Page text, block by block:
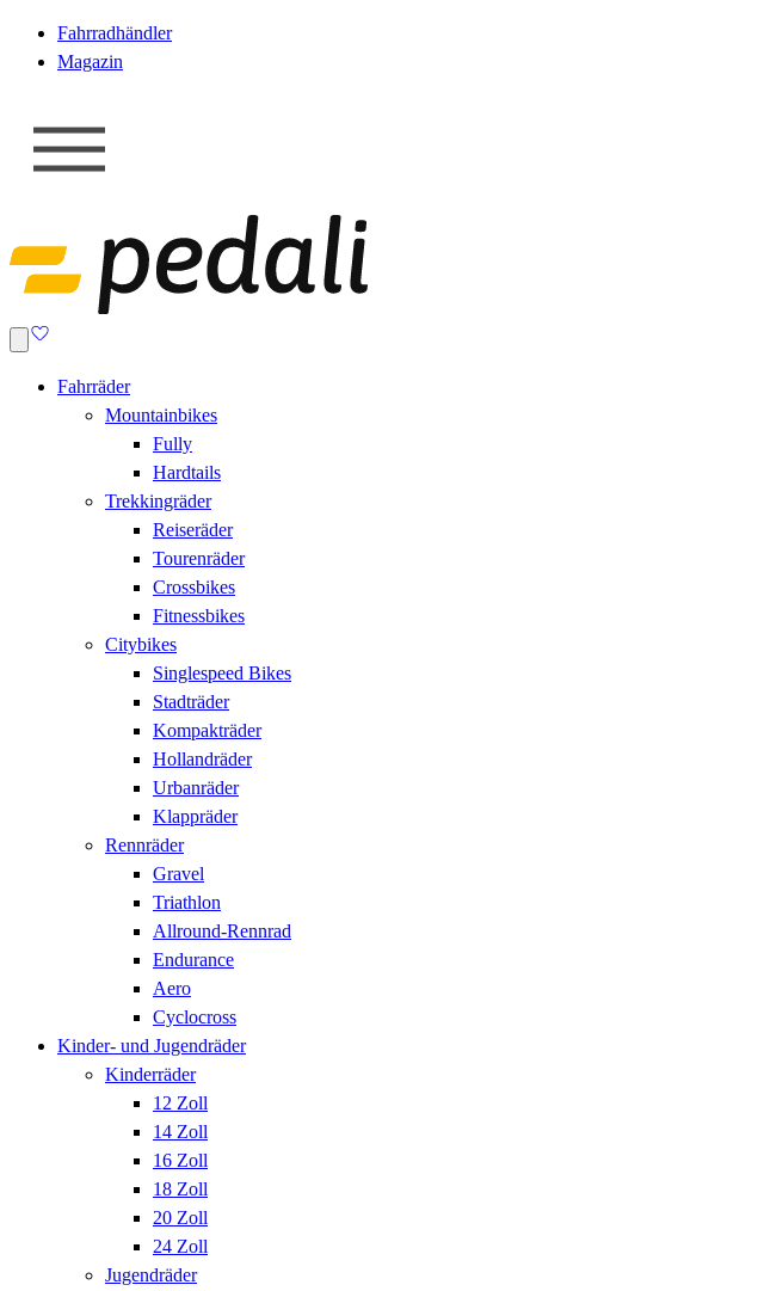
Fahrradhändler
Magazin
Fahrräder
Mountainbikes
Fully
Hardtails
Trekkingräder
Reiseräder
Tourenräder
Crossbikes
Fitnessbikes
Citybikes
Singlespeed Bikes
Stadträder
Kompakträder
Hollandräder
Urbanräder
Klappräder
Rennräder
Gravel
Triathlon
Allround-Rennrad
Endurance
Aero
Cyclocross
Kinder- und Jugendräder
Kinderräder
12 Zoll
14 Zoll
16 Zoll
18 Zoll
20 Zoll
24 Zoll
Jugendräder